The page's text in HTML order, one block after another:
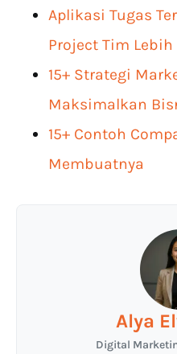
Aplikasi Tugas
Project Tim Lebih
15+ Strategi
Maksimalkan
15+ Contoh
Membuatnya
Alya
Digital